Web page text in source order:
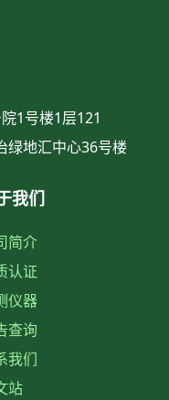
1号楼1层121
绿地汇中心36号楼
我们
简介
认证
仪器
查询
我们
站